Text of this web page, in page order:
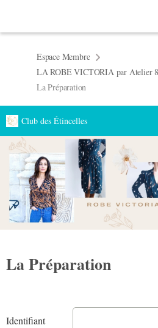
Espace Membre
La Préparation
Club des Étincelles
La Préparation
Identifiant